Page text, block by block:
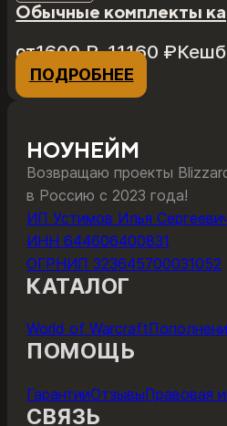
Обычные комплекты
от1600₽–11160 ₽
Диапазон
цен:
1600 ₽
11160 ₽
ПОДРОБНЕЕ
товар
вариаций.
Опции
можно
выбрать
на
НОУНЕЙМ
Возвращаю проекты
в Россию с 2023 года!
ИП Устимов Илья
ИНН 644606400831
ОГРНИП 323645700031052
КАТАЛОГ
World of Warcraft
ПОМОЩЬ
ГарантииОтзывыПравовая
СВЯЗЬ